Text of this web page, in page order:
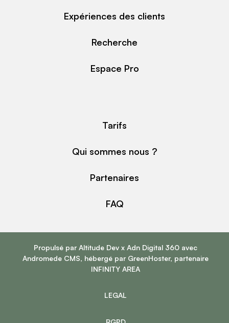
Expériences des clients
Recherche
Espace Pro
Tarifs
Qui sommes nous ?
Partenaires
FAQ
Propulsé par Altitude Devx Adn Digital 360avec
Andromede CMS, hébergé par GreenHoster, partenaire
INFINITY AREA
LEGAL